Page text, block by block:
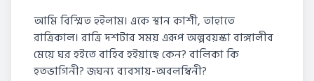
আমি বিস্মিত হইলাম। একে স্থান কাশী, তাহাতে
রাত্রিকাল। রাত্রি দশটার সময় এরূপ অল্পবয়স্কা বাঙ্গালীব
মেয়ে ঘর হইতে বাহিব হইয়াছে কেন? বালিকা কি
হতভাগিনী? জঘন্য ব্যবসায়-অবলম্বিনী?